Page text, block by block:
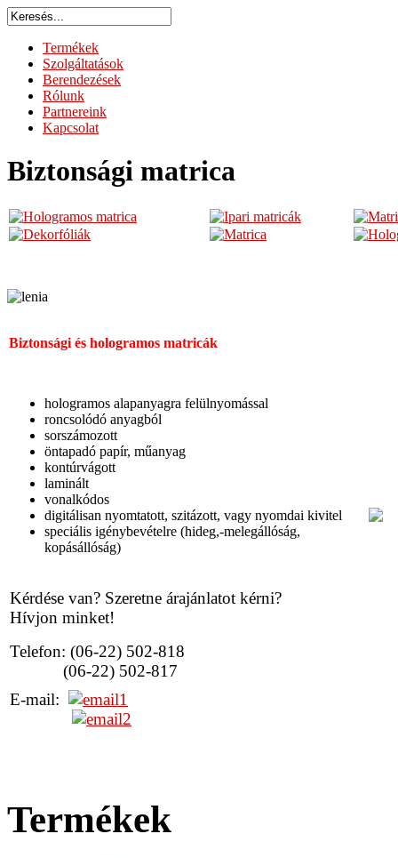
Termékek
Szolgáltatások
Berendezések
Rólunk
Partnereink
Kapcsolat
Biztonsági matrica
Biztonsági és hologramos matricák
hologramos alapanyagra felülnyomással
roncsolódó anyagból
sorszámozott
öntapadó papír, műanyag
kontúrvágott
laminált
vonalkódos
digitálisan nyomtatott, szitázott, vagy nyomdai kivitel
speciális igénybevételre (hideg,-melegállóság,
kopásállóság)
Kérdése van? Szeretne árajánlatot kérni?
Hívjon minket!
Telefon: (06-22) 502-818
(06-22) 502-817
E-mail:
Termékek